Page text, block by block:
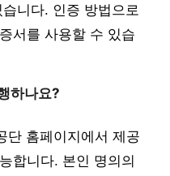
니다. 인증 방법으로
서를 사용할 수 있습
하나요?
단 홈페이지에서 제공
합니다. 본인 명의의